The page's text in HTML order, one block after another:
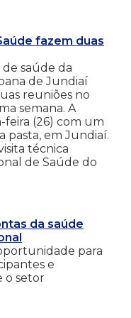
fazem duas
saúde da
de Jundiaí
reuniões no
semana. A
feira (26) com um
pasta, em Jundiaí.
técnica
de Saúde do
da saúde
para
e
o setor